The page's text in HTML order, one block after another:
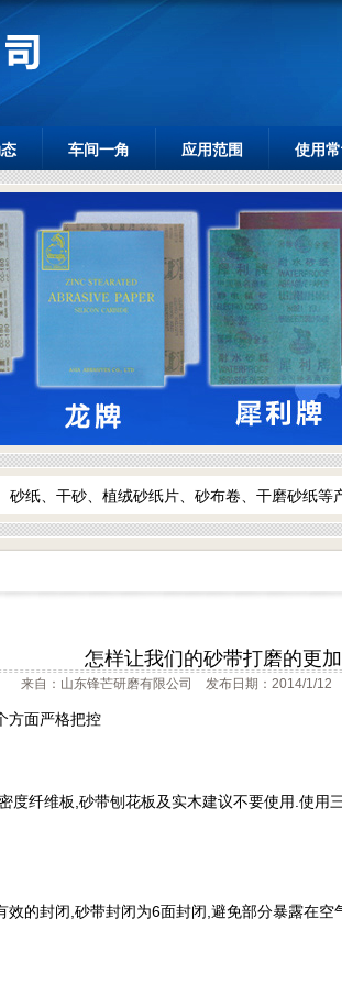
车间一角 应用范围 使用
纸、干砂、植绒砂纸片、砂布卷、干磨砂纸等
怎样让我们的砂带打磨的更
来自：山东锋芒研磨有限公司 发布日期：2014/1/12
方面严格把控
度纤维板,砂带刨花板及实木建议不要使用.使用
效的封闭,砂带封闭为6面封闭,避免部分暴露在